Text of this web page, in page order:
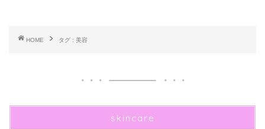
HOME タグ : 美容
skincare